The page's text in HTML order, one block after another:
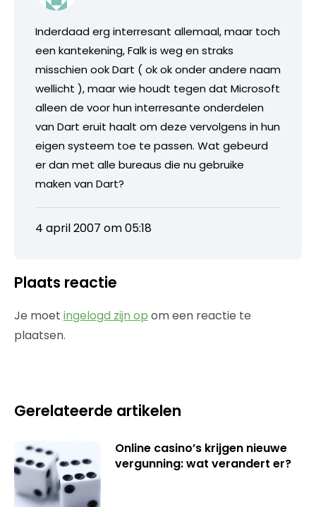
Inderdaad erg interresant allemaal, maar toch
een kantekening, Falk is weg en straks
misschien ook Dart ( ok ok onder andere naam
wellicht ), maar wie houdt tegen dat Microsoft
alleen de voor hun interresante onderdelen
van Dart eruit haalt om deze vervolgens in hun
eigen systeem toe te passen. Wat gebeurd
er dan met alle bureaus die nu gebruike
maken van Dart?
4 april 2007 om 05:18
Plaats reactie
Je moet ingelogd zijn op om een reactie te
plaatsen.
Gerelateerde artikelen
Online casino’s krijgen nieuwe
vergunning: wat verandert er?